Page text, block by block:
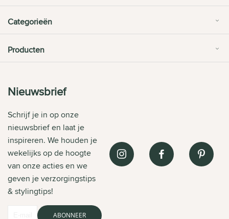
Categorieën
Producten
Nieuwsbrief
Schrijf je in op onze
nieuwsbrief en laat je
inspireren. We houden je
wekelijks op de hoogte
van onze acties en we
geven je verzorgingstips
& stylingtips!
ABONNEER